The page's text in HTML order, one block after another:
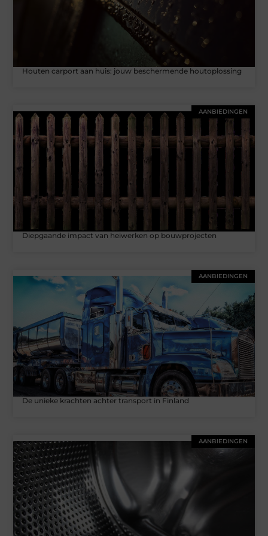
Houten carport aan huis: jouw beschermende houtoplossing
AANBIEDINGEN
Diepgaande impact van heiwerken op bouwprojecten
AANBIEDINGEN
De unieke krachten achter transport in Finland
AANBIEDINGEN